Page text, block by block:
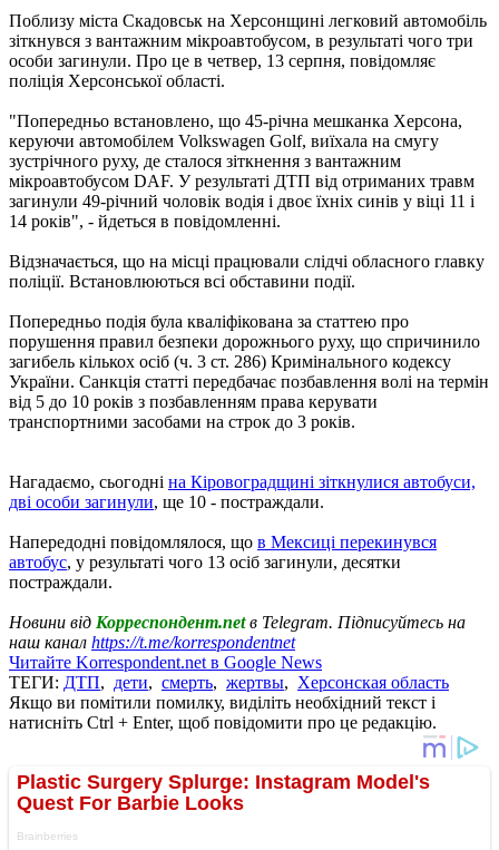
Поблизу міста Скадовськ на Херсонщині легковий автомобіль
зіткнувся з вантажним мікроавтобусом, в результаті чого три
особи загинули. Про це в четвер, 13 серпня, повідомляє
поліція Херсонської області.
"Попередньо встановлено, що 45-річна мешканка Херсона,
керуючи автомобілем Volkswagen Golf, виїхала на смугу
зустрічного руху, де сталося зіткнення з вантажним
мікроавтобусом DAF. У результаті ДТП від отриманих травм
загинули 49-річний чоловік водія і двоє їхніх синів у віці 11 і
14 років", - йдеться в повідомленні.
Відзначається, що на місці працювали слідчі обласного главку
поліції. Встановлюються всі обставини події.
Попередньо подія була кваліфікована за статтею про
порушення правил безпеки дорожнього руху, що спричинило
загибель кількох осіб (ч. 3 ст. 286) Кримінального кодексу
України. Санкція статті передбачає позбавлення волі на термін
від 5 до 10 років з позбавленням права керувати
транспортними засобами на строк до 3 років.
Нагадаємо, сьогодні на Кіровоградщині зіткнулися автобуси,
дві особи загинули, ще 10 - постраждали.
Напередодні повідомлялося, що в Мексиці перекинувся
автобус, у результаті чого 13 осіб загинули, десятки
постраждали.
Новини від Корреспондент.netв Telegram. Підписуйтесь на
наш канал https://t.me/korrespondentnet
Читайте Korrespondent.net в Google News
ТЕГИ: ДТП, дети, смерть, жертвы, Херсонская область
Якщо ви помітили помилку, виділіть необхідний текст і
натисніть Ctrl + Enter, щоб повідомити про це редакцію.